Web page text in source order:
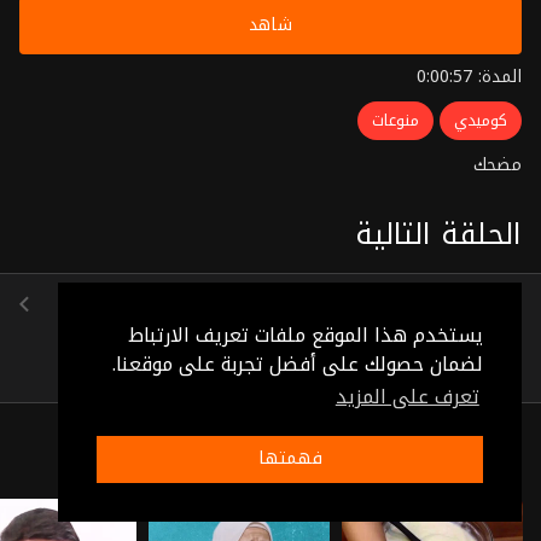
يستخدم هذا الموقع ملفات تعريف الارتباط
لضمان حصولك على أفضل تجربة على موقعنا.
تعرف على المزيد
فهمتها
شاهد
المدة: 0:00:57
كوميدي منوعات
مضحك
الحلقة التالية
(0:00:54)